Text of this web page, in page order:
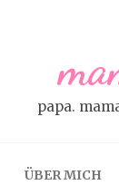
papa.
ÜBER MICH